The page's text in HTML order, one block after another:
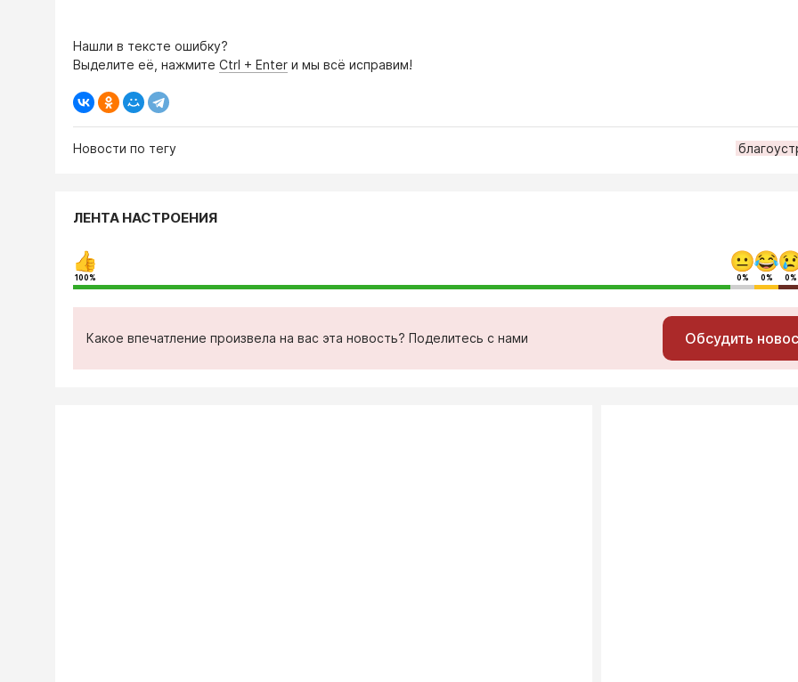
Нашли в тексте ошибку?
Выделите её, нажмите Ctrl + Enter и мы всё исправим!
Новости по тегу
ЛЕНТА НАСТРОЕНИЯ
100% 0% 0% 0%
Какое впечатление произвела на вас эта новость? Поделитесь с нами Обсудить